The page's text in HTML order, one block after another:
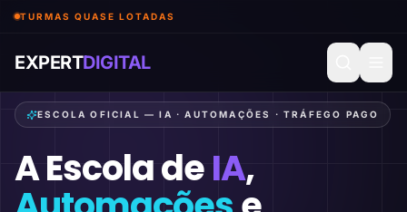
TURMAS QUASE LOTADAS
EXPERTDIGITAL
ESCOLA OFICIAL — IA · AUTOMAÇÕES · TRÁFEGO PAGO
A Escola deIA,